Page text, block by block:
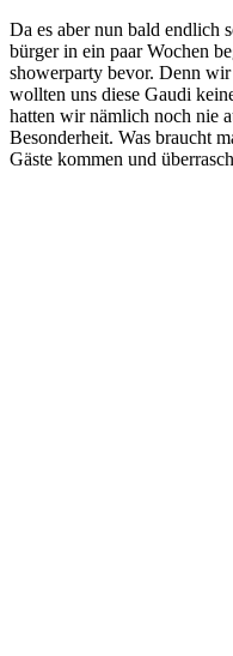
Da es aber nun bald
bür­ger in ein paar Wochen
show­er­par­ty bevor. Denn
woll­ten uns die­se Gau­di
hat­ten wir näm­lich noch nie
Beson­der­heit. Was braucht
Gäs­te kom­men und